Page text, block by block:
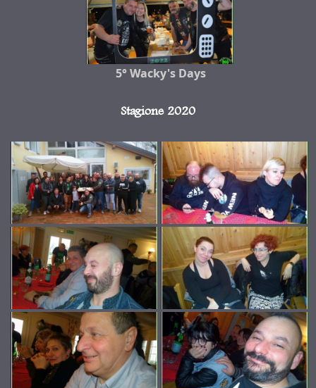
5° Wacky's Days
Stagione 2020